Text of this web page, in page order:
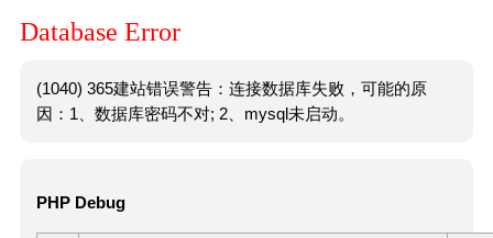
Database Error
(1040) 365建站错误警告：连接数据库失败，可能的原
因：1、数据库密码不对; 2、mysql未启动。
PHP Debug